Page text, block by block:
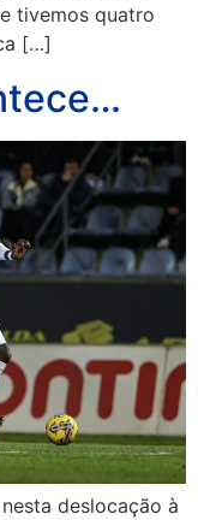
tivemos quatro
[…]
deslocação à